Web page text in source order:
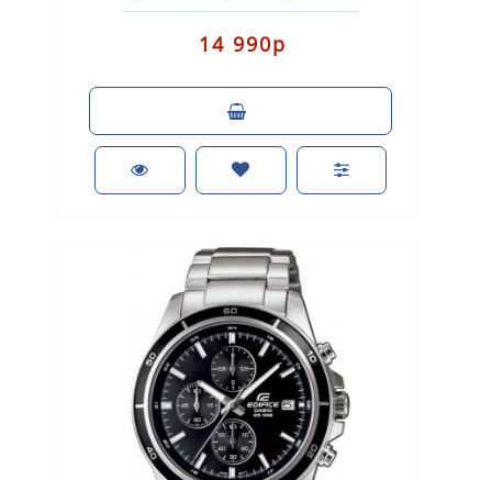
механизма: кварцевые. Корпус: нержавеющая
стал..
14 990р